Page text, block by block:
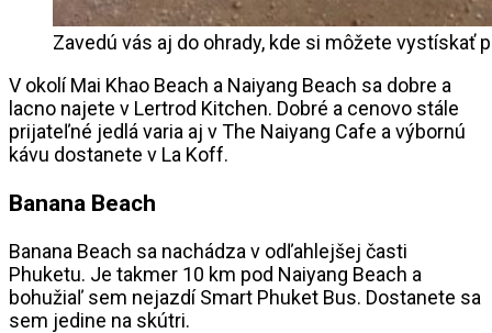
Zavedú vás aj do ohrady, kde si môžete vystískať
V okolí Mai Khao Beach a Naiyang Beach sa dobre a
lacno najete v Lertrod Kitchen. Dobré a cenovo stále
prijateľné jedlá varia aj v The Naiyang Cafe a výbornú
kávu dostanete v La Koff.
Banana Beach
Banana Beach sa nachádza v odľahlejšej časti
Phuketu. Je takmer 10 km pod Naiyang Beach a
bohužiaľ sem nejazdí Smart Phuket Bus. Dostanete sa
sem jedine na skútri.